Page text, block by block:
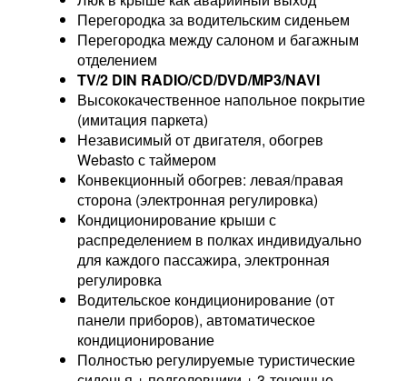
Перегородка за водительским сиденьем
Перегородка между салоном и багажным
отделением
TV/2 DIN RADIO/CD/DVD/MP3/NAVI
Высококачественное напольное покрытие
(имитация паркета)
Независимый от двигателя, обогрев
Webasto с таймером
Конвекционный обогрев: левая/правая
сторона (электронная регулировка)
Кондиционирование крыши с
распределением в полках индивидуально
для каждого пассажира, электронная
регулировка
Водительское кондиционирование (от
панели приборов), автоматическое
кондиционирование
Полностью регулируемые туристические